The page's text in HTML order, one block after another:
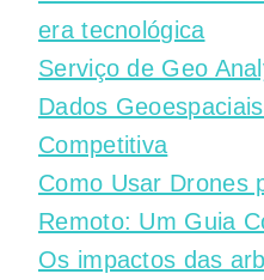
era tecnológica
Serviço de Geo
Dados
Competitiva
Como Usar Drones
Remoto: Um Guia
Os impactos das